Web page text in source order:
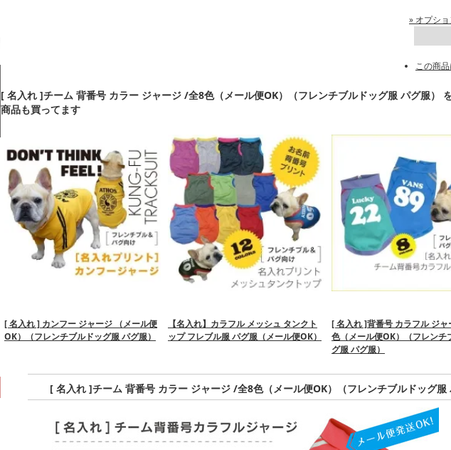
» オプシ
この商
[ 名入れ ]チーム 背番号 カラー ジャージ /全8色（メール便OK）（フレンチブルドッグ服 パグ服）
商品も買ってます
[ 名入れ ] カンフー ジャージ （メール便
OK）（フレンチブルドッグ服 パグ服）
【名入れ】カラフル メッシュ タンクト
ップ フレブル服 パグ服（メール便OK）
[ 名入れ ]背番号 カラフル ジ
色（メール便OK）（フレンチ
グ服 パグ服）
[ 名入れ ]チーム 背番号 カラー ジャージ /全8色（メール便OK）（フレンチブルドッグ服